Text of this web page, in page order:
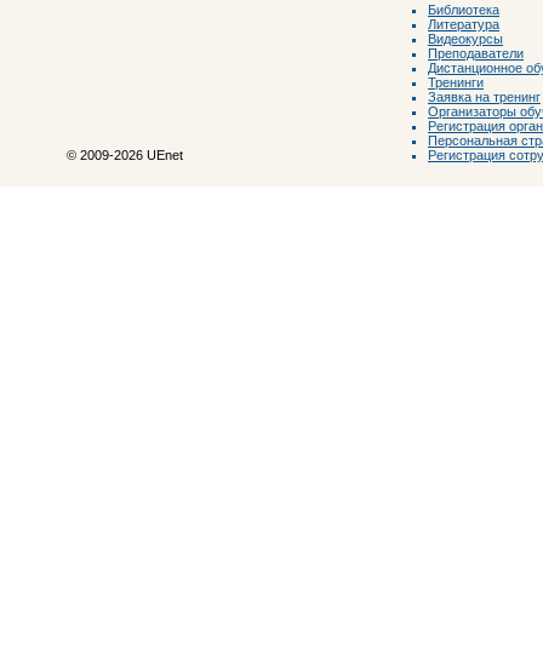
© 2009-2026 UEnet
Библиотека
Литература
Видеокурсы
Преподаватели
Дистанционное
Тренинги
Заявка на тренинг
Организаторы
Регистрация
Персональная
Регистрация